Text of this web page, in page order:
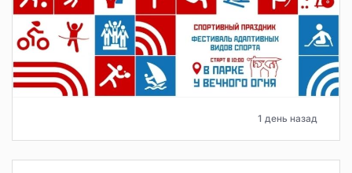
1 день назад